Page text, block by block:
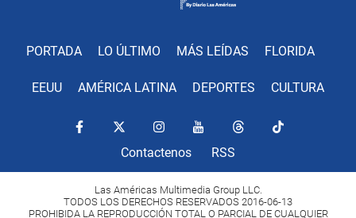
PORTADA LO ÚLTIMO MÁS LEÍDAS FLORIDA
EEUU AMÉRICA LATINA DEPORTES CULTURA
Contactenos RSS
Las Américas Multimedia Group LLC.
TODOS LOS DERECHOS RESERVADOS 2016-06-13
PROHIBIDA LA REPRODUCCIÓN TOTAL O PARCIAL DE CUALQUIER